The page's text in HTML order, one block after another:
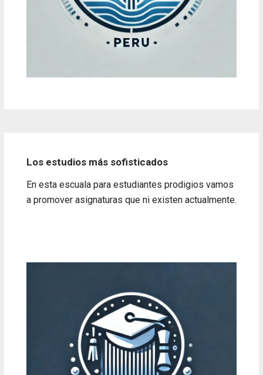
Los estudios más sofisticados
En esta escuala para estudiantes prodigios vamos
a promover asignaturas que ni existen actualmente.